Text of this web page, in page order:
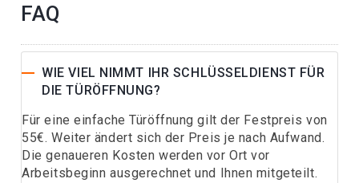
FAQ
WIE VIEL NIMMT IHR SCHLÜSSELDIENST FÜR
DIE TÜRÖFFNUNG?
Für eine einfache Türöffnung gilt der Festpreis von
55€. Weiter ändert sich der Preis je nach Aufwand.
Die genaueren Kosten werden vor Ort vor
Arbeitsbeginn ausgerechnet und Ihnen mitgeteilt.